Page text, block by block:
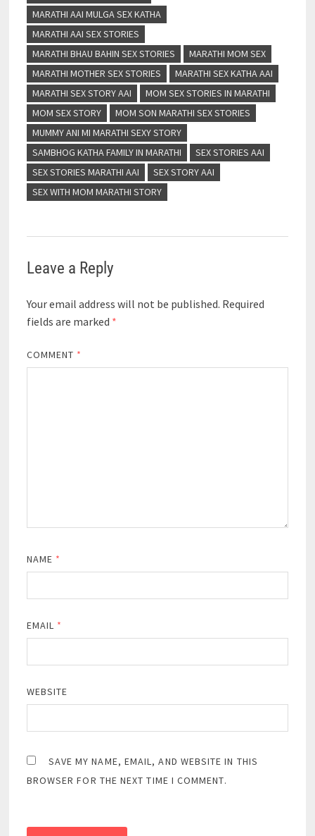
MARATHI AAI MULGA SEX KATHA
MARATHI AAI SEX STORIES
MARATHI BHAU BAHIN SEX STORIES
MARATHI MOM SEX
MARATHI MOTHER SEX STORIES
MARATHI SEX KATHA AAI
MARATHI SEX STORY AAI
MOM SEX STORIES IN MARATHI
MOM SEX STORY
MOM SON MARATHI SEX STORIES
MUMMY ANI MI MARATHI SEXY STORY
SAMBHOG KATHA FAMILY IN MARATHI
SEX STORIES AAI
SEX STORIES MARATHI AAI
SEX STORY AAI
SEX WITH MOM MARATHI STORY
Leave a Reply
Your email address will not be published. Required
fields are marked *
COMMENT *
NAME *
EMAIL *
WEBSITE
SAVE MY NAME, EMAIL, AND WEBSITE IN THIS
BROWSER FOR THE NEXT TIME I COMMENT.